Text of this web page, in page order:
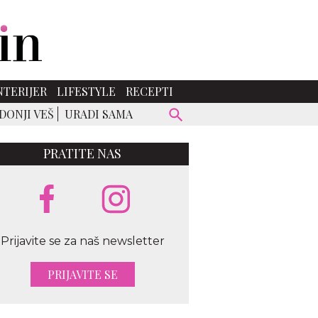
LIFESTYLE
RECEPTI
DONJI VEŠ URADI SAMA
PRATITE NAS
Prijavite se za naš newsletter
PRIJAVITE SE